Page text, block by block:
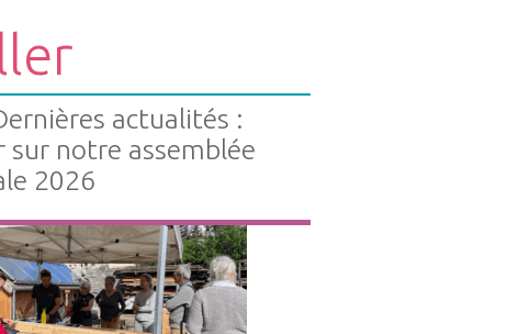
actualités :
sur notre assemblée
2026